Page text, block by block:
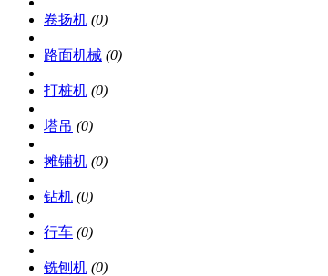
卷扬机 (0)
路面机械 (0)
打桩机 (0)
塔吊 (0)
摊铺机 (0)
钻机 (0)
行车 (0)
铣刨机 (0)